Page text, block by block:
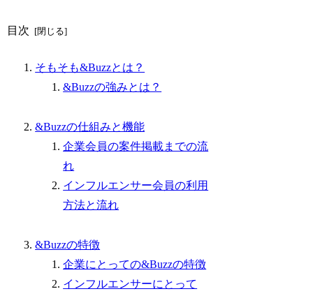
目次
そもそも&Buzzとは？
&Buzzの強みとは？
&Buzzの仕組みと機能
企業会員の案件掲載までの流
れ
インフルエンサー会員の利用
方法と流れ
&Buzzの特徴
企業にとっての&Buzzの特徴
インフルエンサーにとって